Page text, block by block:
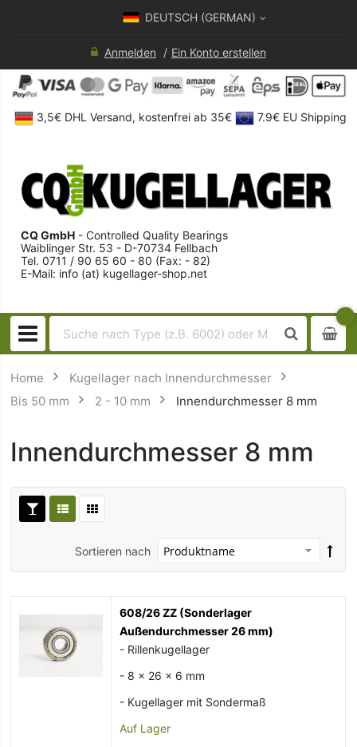
DEUTSCH (GERMAN)
Anmelden Ein Konto erstellen
3,5€ DHL Versand, kostenfrei ab 35€ 7.9€ EU Shipping
CQ GmbH - Controlled Quality Bearings
Waiblinger Str. 53 - D-70734 Fellbach
Tel. 0711 / 90 65 60 - 80 (Fax: - 82)
E-Mail: info (at) kugellager-shop.net
Home
Kugellager nach Innendurchmesser
Bis 50 mm
2 - 10 mm Innendurchmesser 8 mm
Innendurchmesser 8 mm
Sortieren nach
608/26 ZZ (Sonderlager
Außendurchmesser 26 mm)
- Rillenkugellager
- 8 x 26 x 6 mm
- Kugellager mit Sondermaß
Auf Lager